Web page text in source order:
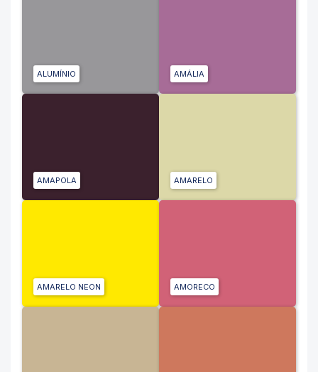
ALUMÍNIO AMÁLIA
AMAPOLA AMARELO
AMARELO NEON AMORECO